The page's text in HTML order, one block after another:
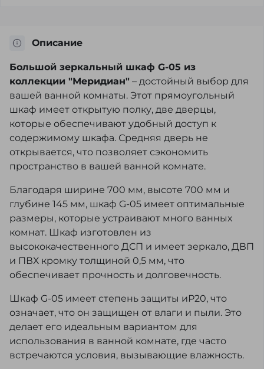
Описание
Большой зеркальный шкаф G-05 из
коллекции "Меридиан" – достойный выбор для
вашей ванной комнаты. Этот прямоугольный
шкаф имеет открытую полку, две дверцы,
которые обеспечивают удобный доступ к
содержимому шкафа. Средняя дверь не
открывается, что позволяет сэкономить
пространство в вашей ванной комнате.
Благодаря ширине 700 мм, высоте 700 мм и
глубине 145 мм, шкаф G-05 имеет оптимальные
размеры, которые устраивают много ванных
комнат. Шкаф изготовлен из
высококачественного ДСП и имеет зеркало, ДВП
и ПВХ кромку толщиной 0,5 мм, что
обеспечивает прочность и долговечность.
Шкаф G-05 имеет степень защиты иР20, что
означает, что он защищен от влаги и пыли. Это
делает его идеальным вариантом для
использования в ванной комнате, где часто
встречаются условия, вызывающие влажность.